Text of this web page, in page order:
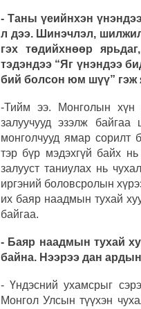
- Таны үеийнхэн
л дээ. Шинэчлэл,
гэх төдийхнөөр
тэдэндээ “Яг үнэндээ
бий болсон юм шүү” гэж
-Тийм ээ. Монголын хүн
залуучууд эзэлж
монголчууд ямар сорилт
тэр бүр мэдэхгүй байх
залууст таниулах нь
иргэний боловсролын
их баяр наадмын тухай
байгаа.
- Баяр наадмын тухай
байна. Нээрээ дан
- Үндэсний ухамсрыг
Монгол Улсын түүхэн